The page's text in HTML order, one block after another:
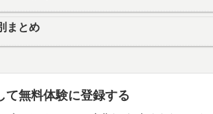
まとめ
無料体験に登録する